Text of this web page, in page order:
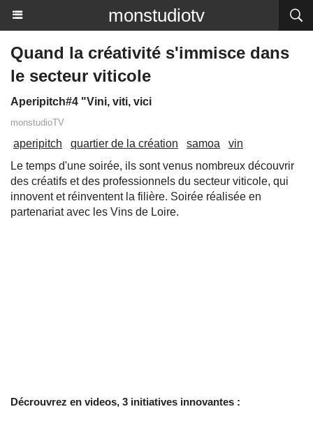
monstudiotv
Quand la créativité s'immisce dans
le secteur viticole
Aperipitch#4 "Vini, viti, vici
monstudioTV
aperipitch quartier de la création samoa
vin
Le temps d'une soirée, ils sont venus nombreux découvrir
des créatifs et des professionnels du secteur viticole, qui
innovent et réinventent la filière. Soirée réalisée en
partenariat avec les Vins de Loire.
Décrouvrez en videos, 3 initiatives innovantes :